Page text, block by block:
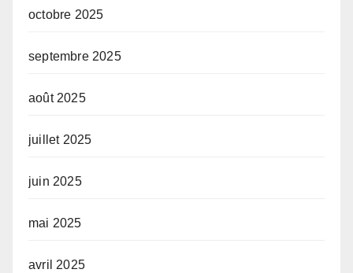
octobre 2025
septembre 2025
août 2025
juillet 2025
juin 2025
mai 2025
avril 2025